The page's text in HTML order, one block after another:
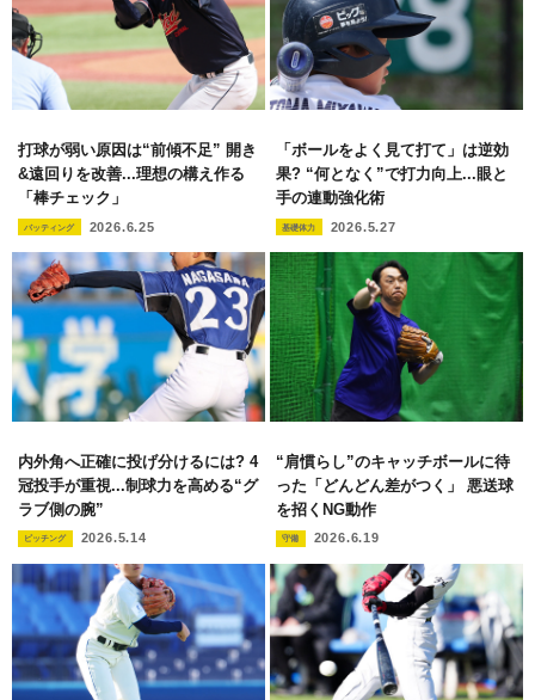
打球が弱い原因は“前傾不足” 開き
&遠回りを改善...理想の構え作る
「棒チェック」
バッティング 2026.6.25
「ボールをよく見て打て」は逆効
果? “何となく”で打力向上...眼と
手の連動強化術
基礎体力 2026.5.27
内外角へ正確に投げ分けるには? 4
冠投手が重視...制球力を高める“グ
ラブ側の腕”
ピッチング 2026.5.14
“肩慣らし”のキャッチボールに待
った「どんどん差がつく」 悪送球
を招くNG動作
守備 2026.6.19